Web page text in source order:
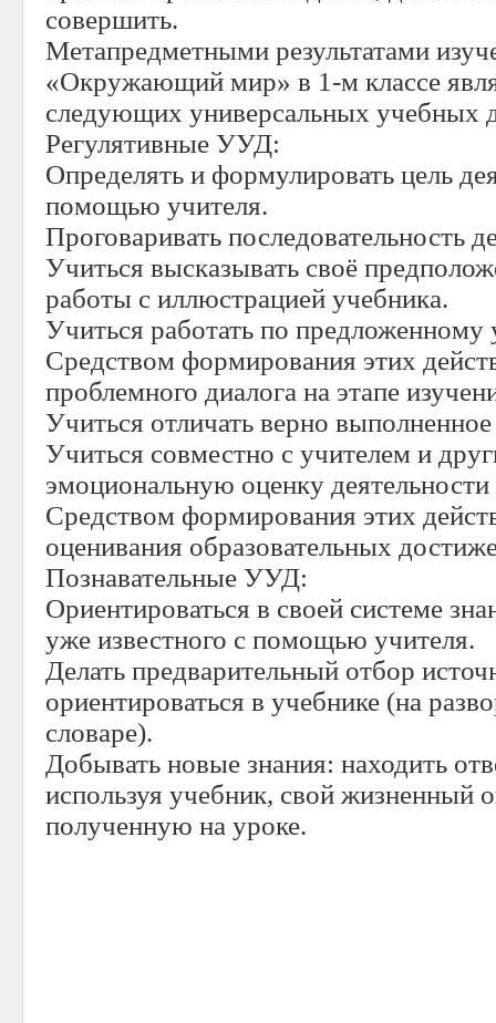
совершить.
Метапредметными результатами
«Окружающий мир» в 1-м классе
следующих универсальных учебных
Регулятивные УУД:
Определять и формулировать цель
помощью учителя.
Проговаривать последовательность
Учиться высказывать своё
работы с иллюстрацией учебника.
Учиться работать по предложенному
Средством формирования этих
проблемного диалога на этапе
Учиться отличать верно
Учиться совместно с учителем и
эмоциональную оценку деятельности
Средством формирования этих
оценивания образовательных
Познавательные УУД:
Ориентироваться в своей системе
уже известного с помощью учителя.
Делать предварительный отбор
ориентироваться в учебнике (на
словаре).
Добывать новые знания: находить
используя учебник, свой
полученную на уроке.